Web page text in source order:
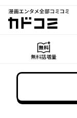
漫画エンタメ全部
カド
無料話増量